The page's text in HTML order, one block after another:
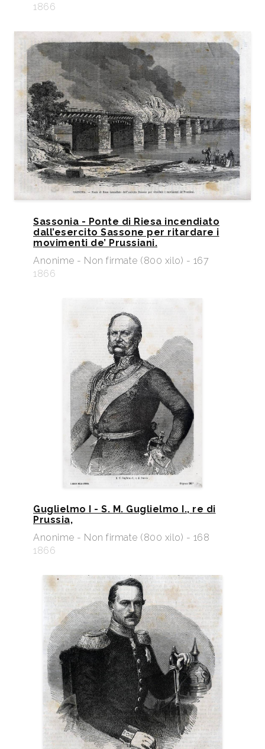
1866
Sassonia - Ponte di Riesa incendiato
dall’esercito Sassone per ritardare i
movimenti de’ Prussiani.
Anonime - Non firmate (800 xilo) - 167
1866
Guglielmo I - S. M. Guglielmo I., re di
Prussia,
Anonime - Non firmate (800 xilo) - 168
1866